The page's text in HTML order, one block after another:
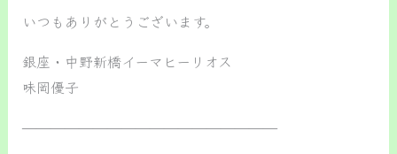
いつもありがとうございます。
銀座・中野新橋イーマヒーリオス
味岡優子
——————————————————